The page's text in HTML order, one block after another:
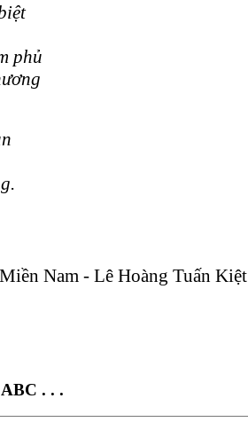
phủ
Nam - Lê Hoàng Tuấn Kiệt
. . .